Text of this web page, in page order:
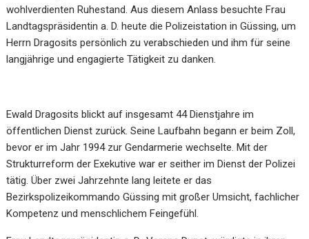
wohlverdienten Ruhestand. Aus diesem Anlass besuchte Frau
Landtagspräsidentin a. D. heute die Polizeistation in Güssing, um
Herrn Dragosits persönlich zu verabschieden und ihm für seine
langjährige und engagierte Tätigkeit zu danken.
Ewald Dragosits blickt auf insgesamt 44 Dienstjahre im
öffentlichen Dienst zurück. Seine Laufbahn begann er beim Zoll,
bevor er im Jahr 1994 zur Gendarmerie wechselte. Mit der
Strukturreform der Exekutive war er seither im Dienst der Polizei
tätig. Über zwei Jahrzehnte lang leitete er das
Bezirkspolizeikommando Güssing mit großer Umsicht, fachlicher
Kompetenz und menschlichem Feingefühl.